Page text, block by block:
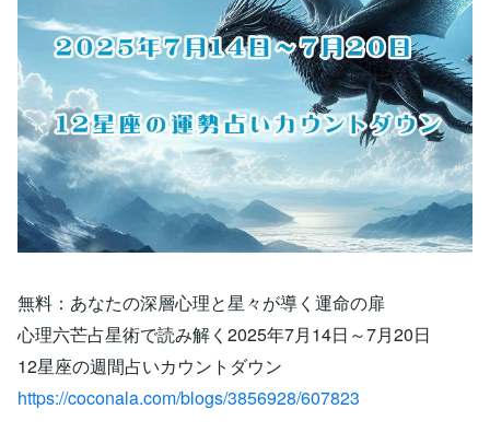
無料：あなたの深層心理と星々が導く運命の扉
心理六芒占星術で読み解く2025年7月14日～7月20日
12星座の週間占いカウントダウン
https://coconala.com/blogs/3856928/607823